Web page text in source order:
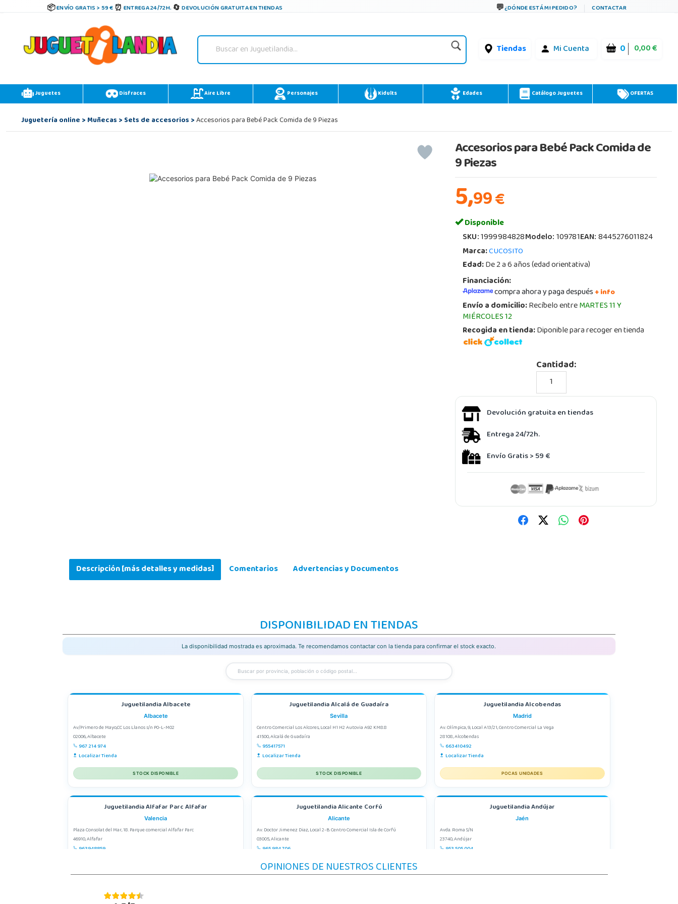
ENVÍO GRATIS > 59 € ENTREGA 24/72H. DEVOLUCIÓN GRATUITA EN TIENDAS ¿DÓNDE ESTÁ MI PEDIDO? CONTACTAR
Tiendas Mi Cuenta 0 0,00 €
Juguetes Disfraces Aire Libre Personajes Kidults Edades Catálogo Juguetes OFERTAS
Juguetería online>Muñecas>Sets de accesorios>Accesorios para Bebé Pack Comida de 9 Piezas
Accesorios para Bebé Pack Comida de
9 Piezas
5,99€
Disponible
SKU:1999984828Modelo:109781EAN:8445276011824
Marca:CUCOSITO
Edad:De 2 a 6 años (edad orientativa)
Financiación:
compra ahora y paga después+ info
Envío a domicilio:Recíbelo entreMARTES 11 Y
MIÉRCOLES 12
Recogida en tienda:Diponible para recoger en tienda
Cantidad:
Devolución gratuita en tiendas
Entrega 24/72h.
Envío Gratis > 59 €
Descripción [más detalles y medidas] Comentarios Advertencias y Documentos
DISPONIBILIDAD EN TIENDAS
La disponibilidad mostrada es aproximada. Te recomendamos contactar con la tienda para confirmar el stock exacto.
Juguetilandia Albacete
Albacete
Av/Primero de Mayo,CC Los Llanos s/n P0-L-M02
02006, Albacete
967 214 974
Localizar Tienda
STOCK DISPONIBLE
Juguetilandia Alcalá de Guadaíra
Sevilla
Centro Comercial Los Alcores, Local H1 H2 Autovia A92 KM8.8
41500, Alcalá de Guadaíra
955417571
Localizar Tienda
STOCK DISPONIBLE
Juguetilandia Alcobendas
Madrid
Av. Olímpica, 9, Local A13/21, Centro Comercial La Vega
28108, Alcobendas
663410492
Localizar Tienda
POCAS UNIDADES
Juguetilandia Alfafar Parc Alfafar
Valencia
Plaza Consolat del Mar, 18. Parque comercial Alfafar Parc
46910, Alfafar
963948859
STOCK DISPONIBLE
Juguetilandia Alicante Corfú
Alicante
Av. Doctor Jimenez Diaz, Local 2-B. Centro Comercial Isla de Corfú
03005, Alicante
965 984 706
STOCK DISPONIBLE
Juguetilandia Andújar
Jaén
Avda. Roma S/N
23740, Andújar
953 505 004
STOCK DISPONIBLE
OPINIONES DE NUESTROS CLIENTES